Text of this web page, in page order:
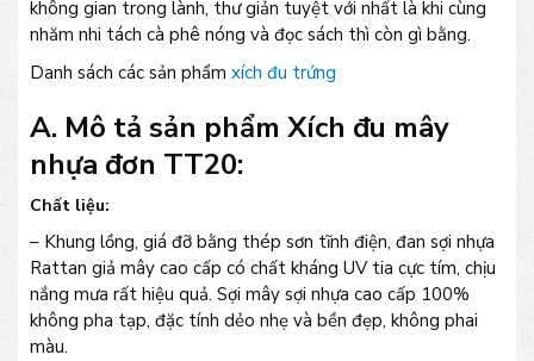
không gian trong lành, thư giản tuyệt với nhất là khi cùng
nhăm nhi tách cà phê nóng và đọc sách thì còn gì bằng.
Danh sách các sản phẩm xích đu trứng
A. Mô tả sản phẩm Xích đu mây
nhựa đơn TT20:
Chất liệu:
– Khung lồng, giá đỡ bằng thép sơn tĩnh điện, đan sợi nhựa
Rattan giả mây cao cấp có chất kháng UV tia cực tím, chịu
nắng mưa rất hiệu quả. Sợi mây sợi nhựa cao cấp 100%
không pha tạp, đặc tính dẻo nhẹ và bền đẹp, không phai
màu.